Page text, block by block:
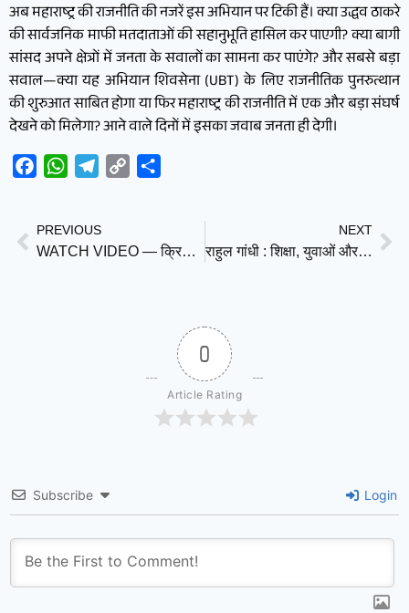
अब महाराष्ट्र की राजनीति की नजरें इस अभियान पर टिकी हैं। क्या उद्धव ठाकरे
की सार्वजनिक माफी मतदाताओं की सहानुभूति हासिल कर पाएगी? क्या बागी
सांसद अपने क्षेत्रों में जनता के सवालों का सामना कर पाएंगे? और सबसे बड़ा
सवाल—क्या यह अभियान शिवसेना (UBT) के लिए राजनीतिक पुनरुत्थान
की शुरुआत साबित होगा या फिर महाराष्ट्र की राजनीति में एक और बड़ा संघर्ष
देखने को मिलेगा? आने वाले दिनों में इसका जवाब जनता ही देगी।
FacebookWhatsAppTelegram
Copy
PREVIOUS
WATCH VIDEO — क्रिस्टियानो रोनाल्डो की कहानी केवल गोलों की नहीं, बल्कि अदम्य इच्छाशक्ति की कहानी है
NEXT
राहुल गांधी : शिक्षा, युवाओं और लोकतंत्र पर सियासत का खतरनाक मोड़ — क्या सवाल पूछना अब ‘दहशतगर्दी’ है?
0
Article Rating
Subscribe Login